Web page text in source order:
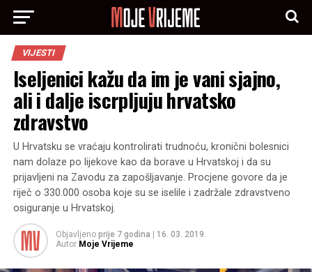
VIJESTI
Iseljenici kažu da im je vani sjajno,
ali i dalje iscrpljuju hrvatsko
zdravstvo
U Hrvatsku se vraćaju kontrolirati trudnoću, kronični bolesnici
nam dolaze po lijekove kao da borave u Hrvatskoj i da su
prijavljeni na Zavodu za zapošljavanje. Procjene govore da je
riječ o 330.000 osoba koje su se iselile i zadržale zdravstveno
osiguranje u Hrvatskoj.
Objavljeno prije 7 godina
16. 03. 2019.
Autor Moje Vrijeme